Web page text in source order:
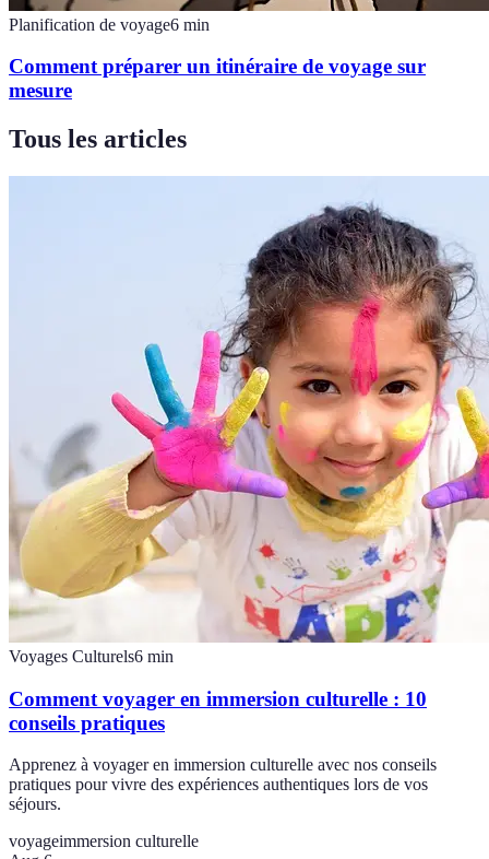
Planification de voyage6 min
Comment préparer un itinéraire de voyage sur
mesure
Tous les articles
Voyages Culturels6 min
Comment voyager en immersion culturelle : 10
conseils pratiques
Apprenez à voyager en immersion culturelle avec nos conseils
pratiques pour vivre des expériences authentiques lors de vos
séjours.
voyageimmersion culturelle